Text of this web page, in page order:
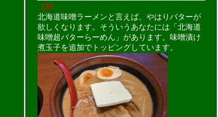
（3）
北海道味噌ラーメンと言えば、やはりバターが
欲しくなります。そういうあなたには「北海道
味噌超バターらーめん」があります。味噌漬け
煮玉子を追加でトッピングしています。